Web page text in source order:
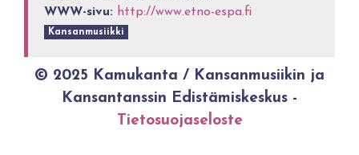
WWW-sivu: http://www.etno-espa.fi
Kansanmusiikki
© 2025 Kamukanta / Kansanmusiikin ja
Kansantanssin Edistämiskeskus -
Tietosuojaseloste